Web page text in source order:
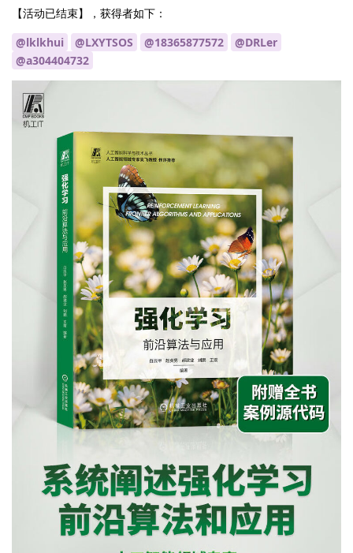
【活动已结束】，获得者如下：
@lklkhui
@LXYTSOS @18365877572
@DRLer
@a304404732